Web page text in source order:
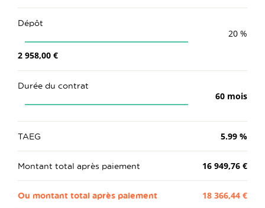
Dépôt
20 %
2 958,00 €
Durée du contrat
60 mois
TAEG 5.99 %
Montant total après paiement 16 949,76 €
Ou montant total après paiement 18 366,44 €